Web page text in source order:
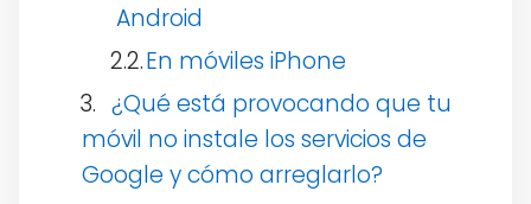
Android
En móviles iPhone
¿Qué está provocando que tu
móvil no instale los servicios de
Google y cómo arreglarlo?